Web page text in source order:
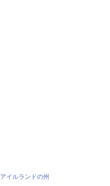
アイルランドの州